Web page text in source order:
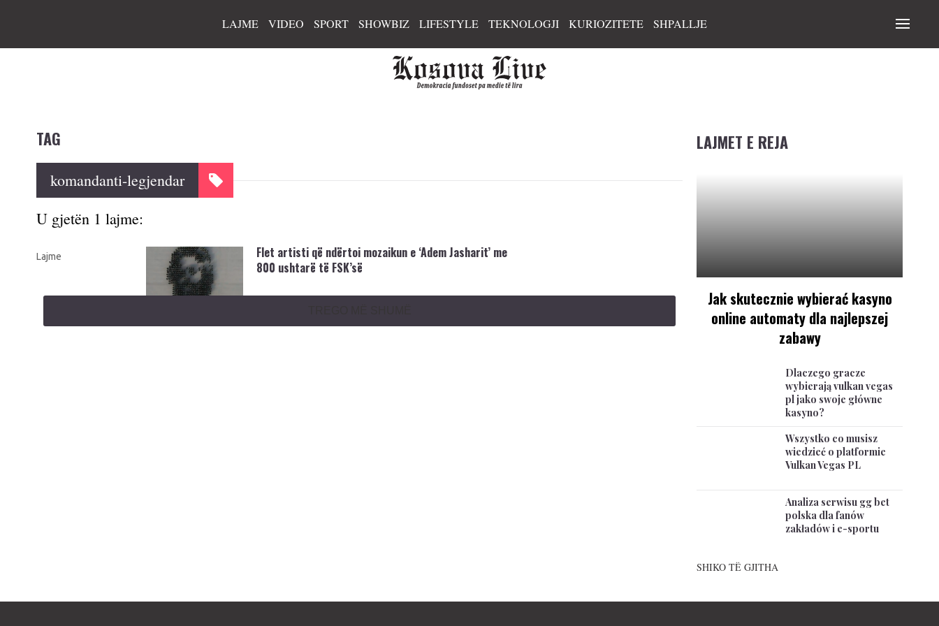
LAJME VIDEO SPORT SHOWBIZ LIFESTYLE TEKNOLOGJI KURIOZITETE SHPALLJE
TAG
komandanti-legjendar
U gjetën 1 lajme:
Lajme
Flet artisti që ndërtoi mozaikun e ‘Adem Jasharit’ me
800 ushtarë të FSK’së
LAJMET E REJA
Jak skutecznie wybierać kasyno
online automaty dla najlepszej
zabawy
Dlaczego gracze
wybierają vulkan vegas
pl jako swoje główne
kasyno?
Wszystko co musisz
wiedzieć o platformie
Vulkan Vegas PL
Analiza serwisu gg bet
polska dla fanów
zakładów i e-sportu
SHIKO TË GJITHA